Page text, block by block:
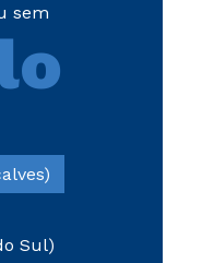
sem
Sul)